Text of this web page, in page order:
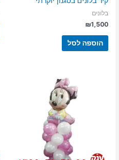
בלונים
₪1,500
הוספה לסל